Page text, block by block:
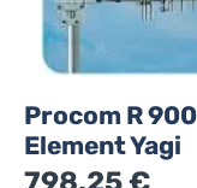
Procom R
Element Yagi